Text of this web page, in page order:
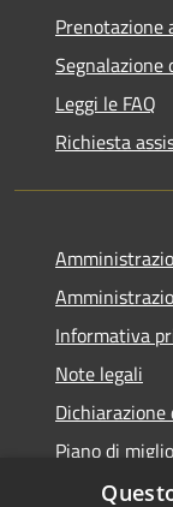
Prenotazione
Segnalazione
Leggi le FAQ
Richiesta
Informativa
Note legali
Piano di